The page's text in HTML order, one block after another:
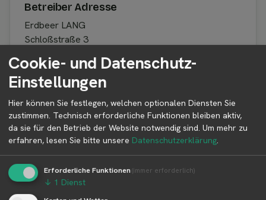
Betreiber Adresse
Erdbeer LANG
Schloßstraße 3
Bayern
Deutschland
Betreiber kontaktieren
Informationen zum Betreiber und
Kontaktmöglichkeiten.
Cookie- und Datenschutz-
Einstellungen
Hier können Sie festlegen, welchen optionalen Diensten Sie
zustimmen. Technisch erforderliche Funktionen bleiben aktiv,
da sie für den Betrieb der Website notwendig sind. Um mehr zu
erfahren, lesen Sie bitte unsere Datenschutzerklärung.
Erforderliche Funktionen(immer erforderlich)
↓ 1 Dienst